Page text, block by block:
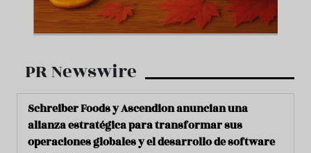
PR Newswire
Schreiber Foods y Ascendion anuncian una
alianza estratégica para transformar sus
operaciones globales y el desarrollo de software